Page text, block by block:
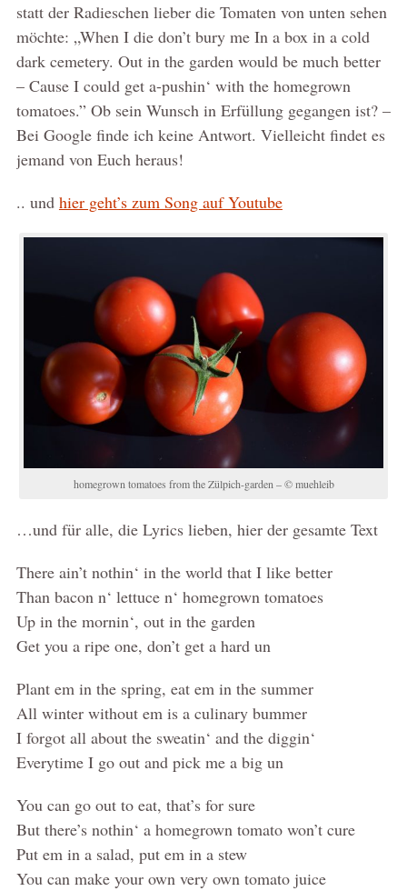
statt der Radieschen lieber die Tomaten von unten sehen
möchte: „When I die don’t bury me In a box in a cold
dark cemetery. Out in the garden would be much better
– Cause I could get a-pushin‘ with the homegrown
tomatoes.” Ob sein Wunsch in Erfüllung gegangen ist? –
Bei Google finde ich keine Antwort. Vielleicht findet es
jemand von Euch heraus!
.. und hier geht’s zum Song auf Youtube
homegrown tomatoes from the Zülpich-garden – © muehleib
…und für alle, die Lyrics lieben, hier der gesamte Text
There ain’t nothin‘ in the world that I like better
Than bacon n‘ lettuce n‘ homegrown tomatoes
Up in the mornin‘, out in the garden
Get you a ripe one, don’t get a hard un
Plant em in the spring, eat em in the summer
All winter without em is a culinary bummer
I forgot all about the sweatin‘ and the diggin‘
Everytime I go out and pick me a big un
You can go out to eat, that’s for sure
But there’s nothin‘ a homegrown tomato won’t cure
Put em in a salad, put em in a stew
You can make your own very own tomato juice